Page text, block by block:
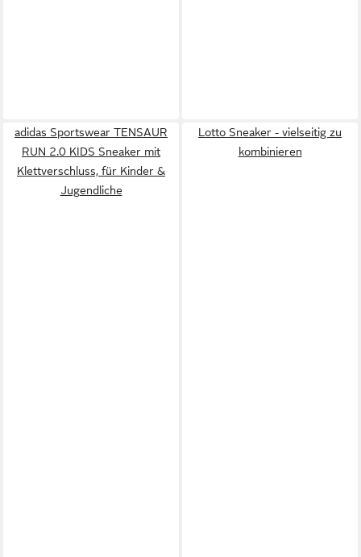
adidas Sportswear TENSAUR
RUN 2.0 KIDS Sneaker mit
Klettverschluss, für Kinder &
Jugendliche
Lotto Sneaker - vielseitig zu
kombinieren